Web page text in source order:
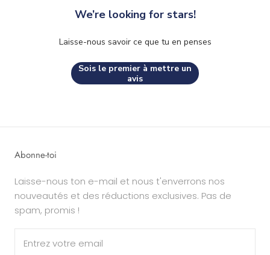
We’re looking for stars!
Laisse-nous savoir ce que tu en penses
Sois le premier à mettre un
avis
Abonne-toi
Laisse-nous ton e-mail et nous t'enverrons nos
nouveautés et des réductions exclusives. Pas de
spam, promis !